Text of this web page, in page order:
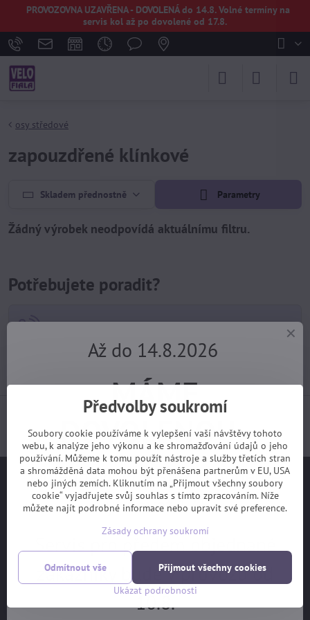
PROVOZOVNA UZAVŘENA - DOVOLENÁ do 14.8. Volné termíny na
servis kol až po dovolené od 17.8.
osy středové
zapouzdřené klínkové
Skladem přednostně Parametry
Potřebujete poradit?
+420 725 729 111
tomas​@velofiala​.cz
Jak jsou s našimi službami spokojeni samotní
zákazníci? (z webu Heuréka)
Užitečné odkazy
Na hlavní stranu
Ceník servisních prací
Garanční prohlídka
OBCHODNÍ PODMÍNKY
Předvolby soukromí
Soubory cookie používáme k vylepšení vaší návštěvy tohoto
webu, k analýze jeho výkonu a ke shromažďování údajů o jeho
používání. Můžeme k tomu použít nástroje a služby třetích stran
a shromážděná data mohou být přenášena partnerům v EU, USA
nebo jiných zemích. Kliknutím na „Přijmout všechny soubory
cookie“ vyjadřujete svůj souhlas s tímto zpracováním. Níže
můžete najít podrobné informace nebo upravit své preference.
Zásady ochrany soukromí
Ukázat podrobnosti
Přijmout všechny cookies
Odmítnout vše
Až do 14.8.2026
MÁME
DOVOLENOU.
Objednávky z e-shopu budeme
vyřizovat 17.8.
Servis pro předem objednané
zákazníky bude v provozu od
10.8.